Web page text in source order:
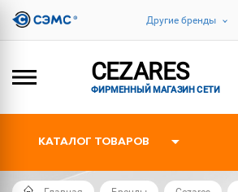
Другие бренды
CEZARES
ФИРМЕННЫЙ МАГАЗИН СЕТИ
КАТАЛОГ ТОВАРОВ